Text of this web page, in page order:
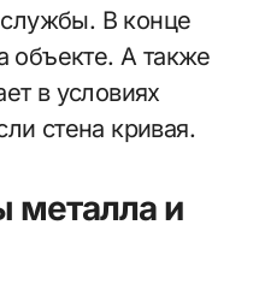
В конце
объекте. А также
в условиях
стена кривая.
металла и